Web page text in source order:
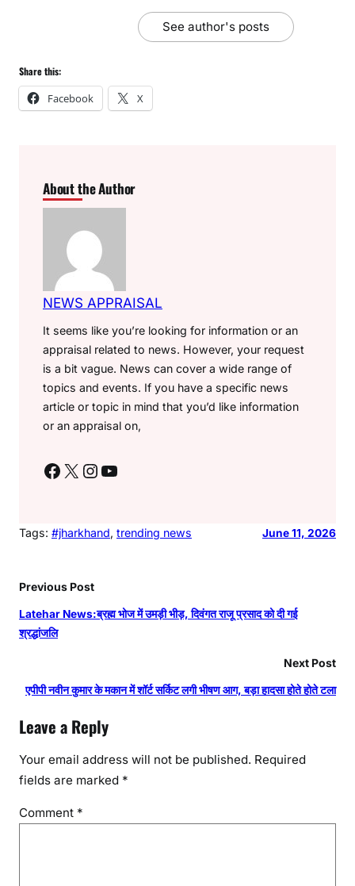
See author's posts
Share this:
Facebook X
About the Author
NEWS APPRAISAL
It seems like you’re looking for information or an
appraisal related to news. However, your request
is a bit vague. News can cover a wide range of
topics and events. If you have a specific news
article or topic in mind that you’d like information
or an appraisal on,
Facebook X Instagram YouTube
Tags: #jharkhand, trending news June 11, 2026
Previous Post
Latehar News:ब्रह्म भोज में उमड़ी भीड़, दिवंगत राजू प्रसाद को दी गई
श्रद्धांजलि
Next Post
एपीपी नवीन कुमार के मकान में शॉर्ट सर्किट लगी भीषण आग, बड़ा हादसा होते होते टला
Leave a Reply
Your email address will not be published. Required
fields are marked *
Comment *